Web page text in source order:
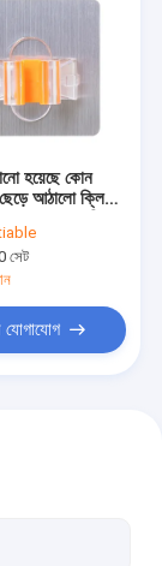
হয়েছে কোন
আঠালো ক্লিনিং
সেট